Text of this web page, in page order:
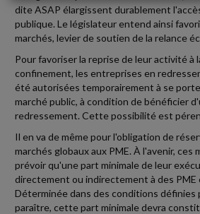
dite ASAP élargissent durablement
publique. Le législateur entend ainsi
marchés, levier de soutien de la relance
Pour favoriser la reprise de leur activité à
confinement, les entreprises en
été autorisées temporairement à se
marché public, à condition de bénéficier
redressement. Cette possibilité est
Il en va de même pour l'obligation de
marchés globaux aux PME. À l'avenir, ces
prévoir qu'une part minimale de leur
directement ou indirectement à des PME
Déterminée dans des conditions définies
paraître, cette part minimale devra